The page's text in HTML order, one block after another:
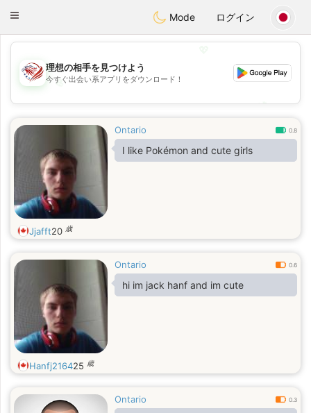
StatesDating
Toggle
Mode ログイン
💖
💕
理想の相手を見つけよう
今すぐ出会い系アプリをダウンロード！
Ontario 0.8
I like Pokémon and cute girls
Jjafft20 歳
Ontario 0.6
hi im jack hanf and im cute
Hanfj216425 歳
Ontario 0.3